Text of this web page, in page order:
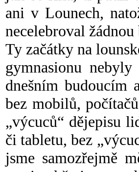
ani v Lounech,
necelebroval
Ty začátky na
gymnasionu
dnešním
bez mobilů,
„výcuců“ dějepisu
či tabletu, bez
jsme samozřejmě